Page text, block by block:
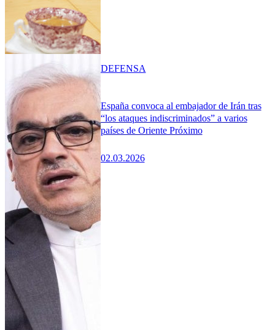
España convoca al embajador de Irán tras
“los ataques indiscriminados” a varios
países de Oriente Próximo
02.03.2026
DEFENSA